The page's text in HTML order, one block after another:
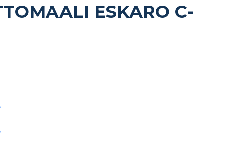
ESKARO C-
C-POHJA 9L määrä